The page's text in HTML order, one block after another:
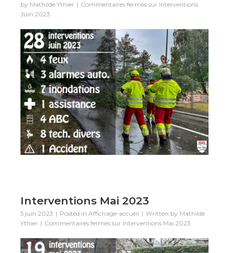
by Mathilde Ythier Commentaires fermés sur Interventions
Juin 2023
Interventions Mai 2023
5 juin 2023 Posted in Affichage-accueil Written by Mathilde
Ythier
Commentaires fermés sur Interventions Mai 2023